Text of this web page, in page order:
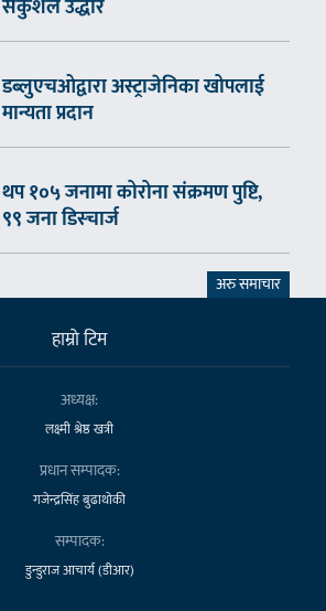
सकुशल उद्धार
डब्लुएचओद्वारा अस्ट्राजेनिका खोपलाई
मान्यता प्रदान
थप १०५ जनामा कोरोना संक्रमण पुष्टि,
९९ जना डिस्चार्ज
अरु समाचार
हाम्राे टिम
अध्यक्ष:
लक्ष्मी श्रेष्ठ खत्री
प्रधान सम्पादक:
गजेन्द्रसिंह बुढाथोकी
सम्पादक:
डुन्डुराज आचार्य (डीआर)